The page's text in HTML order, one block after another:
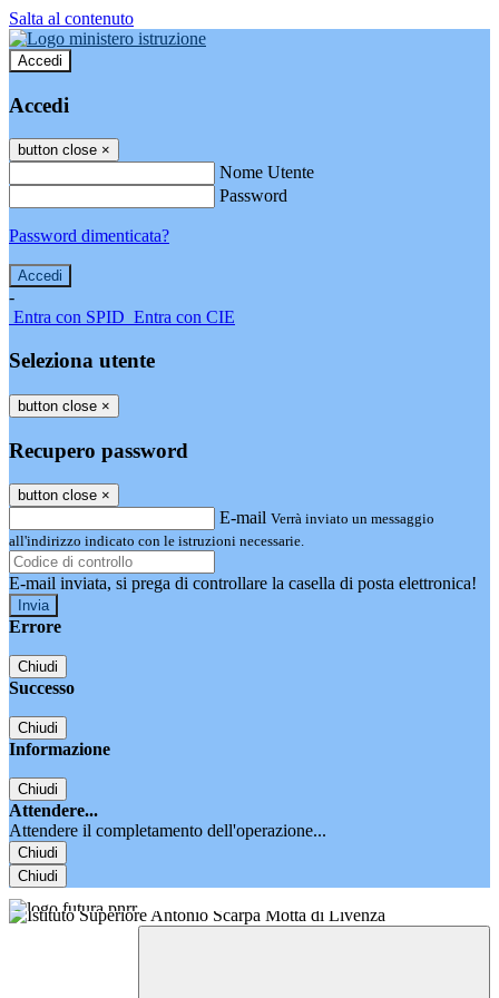
Salta al contenuto
Accedi
Accedi
button close ×
Nome Utente
Password
Password dimenticata?
-
Entra con SPID Entra con CIE
Seleziona utente
button close ×
Recupero password
button close ×
E-mail Verrà inviato un messaggio
all'indirizzo indicato con le istruzioni necessarie.
E-mail inviata, si prega di controllare la casella di posta elettronica!
Errore
Chiudi
Successo
Chiudi
Informazione
Chiudi
Attendere...
Attendere il completamento dell'operazione...
Chiudi
Chiudi